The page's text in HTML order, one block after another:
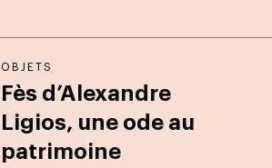
OBJETS
Fès d’Alexandre
Ligios, une ode au
patrimoine